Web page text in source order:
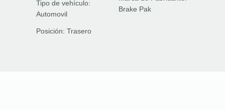
Tipo de vehículo:
Automovil
Posición: Trasero
Brake Pak